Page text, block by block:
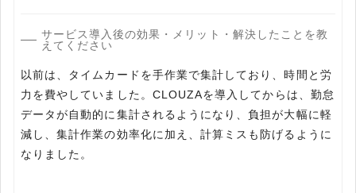
サービス導入後の効果・メリット・解決したことを教
えてください
以前は、タイムカードを手作業で集計しており、時間と労
力を費やしていました。CLOUZAを導入してからは、勤怠
データが自動的に集計されるようになり、負担が大幅に軽
減し、集計作業の効率化に加え、計算ミスも防げるように
なりました。